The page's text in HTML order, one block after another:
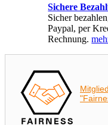
Sichere
Sicher
Paypal, per
Rechnung.